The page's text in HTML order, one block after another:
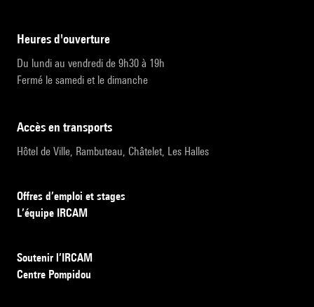
heures d'ouverture
Du lundi au vendredi de 9h30 à 19h
Fermé le samedi et le dimanche
accès en transports
Hôtel de Ville, Rambuteau, Châtelet, Les Halles
Offres d’emploi et stages
L’équipe IRCAM
Soutenir l’IRCAM
Centre Pompidou